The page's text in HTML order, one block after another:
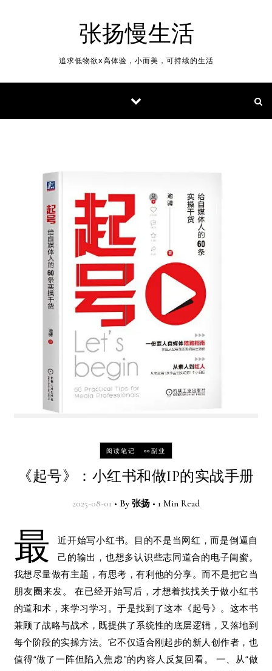
张扬慢生活
追求低物欲x高体验，小而美，可持续的生活
阅读笔记 👀副业
《起号》：小红书和做IP的实战手册
2025-08-01 • By 张扬 • 1 Min Read
最
近开始写小红书。目的不是当网红，而是倒逼自
己的输出，也想多认识些志同道合的电子闺蜜。
我想尽量做有主题，有思考，有利他的分享。而不是把它当
朋友圈来发。 在已经开始写后，才想着找找关于做小红书
的道和术，来学习学习。于是找到了这本《起号》。这本书
兼顾了战略与战术，既提供了系统性的底层逻辑，又落地到
每个阶段的实操方法。它不仅适合刚起步的新人创作者，也
值得“做了一阵但陷入焦虑”的内容人反复回看。 一、从“做